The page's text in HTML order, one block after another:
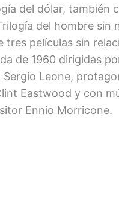
del dólar, también
del hombre sin
tres películas sin
de 1960 dirigidas
Sergio Leone,
Eastwood y con
Ennio Morricone.